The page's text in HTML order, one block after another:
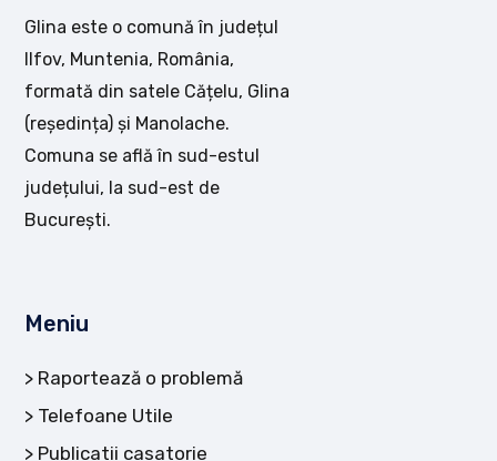
Glina este o comună în județul
Ilfov, Muntenia, România,
formată din satele Cățelu, Glina
(reședința) și Manolache.
Comuna se află în sud-estul
județului, la sud-est de
București.
Meniu
Raportează o problemă
Telefoane Utile
Publicatii casatorie